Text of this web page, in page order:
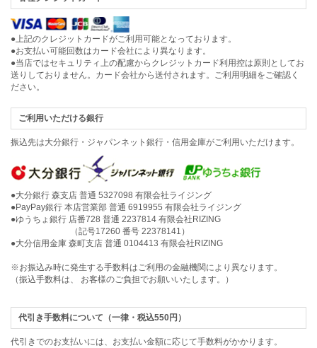
●上記のクレジットカードがご利用可能となっております。
●お支払い可能回数はカード会社により異なります。
●当店ではセキュリティ上の配慮からクレジットカード利用控は原則としてお
送りしておりません。カード会社から送付されます。ご利用明細をご確認く
ださい。
ご利用いただける銀行
振込先は大分銀行・ジャパンネット銀行・信用金庫がご利用いただけます。
●大分銀行 森支店 普通 5327098 有限会社ライジング
●PayPay銀行 本店営業部 普通 6919955 有限会社ライジング
●ゆうちょ銀行 店番728 普通 2237814 有限会社RIZING
（記号17260 番号 22378141）
●大分信用金庫 森町支店 普通 0104413 有限会社RIZING
※お振込み時に発生する手数料はご利用の金融機関により異なります。
（振込手数料は、 お客様のご負担でお願いいたします。）
代引き手数料について（一律・税込550円）
代引きでのお支払いには、お支払い金額に応じて手数料がかかります。